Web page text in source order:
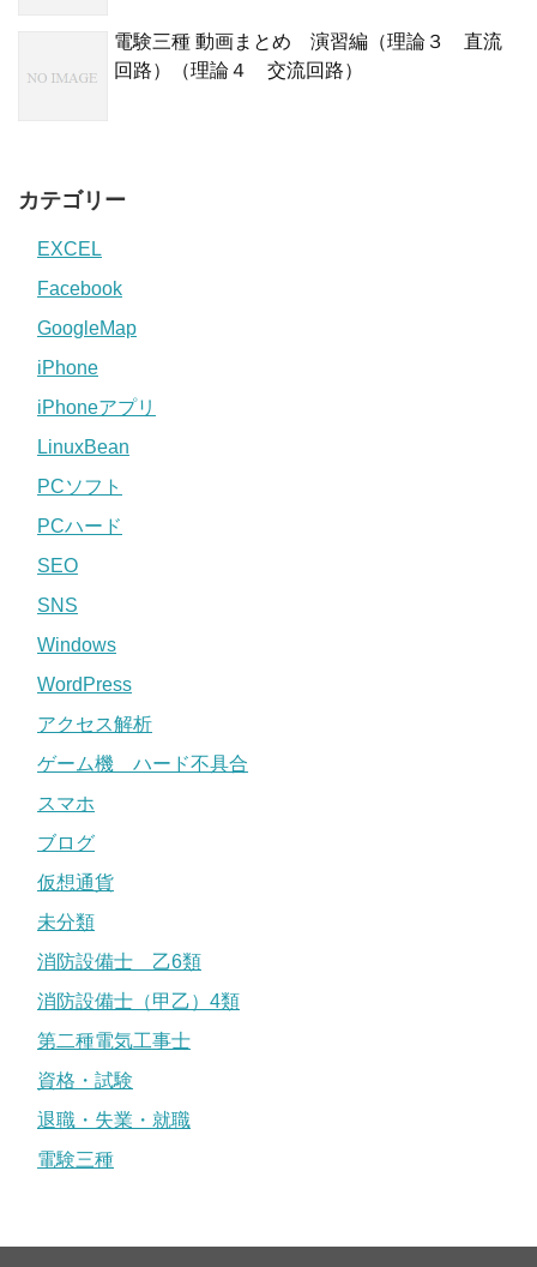
電験三種 動画まとめ 演習編（理論３ 直流
回路）（理論４ 交流回路）
カテゴリー
EXCEL
Facebook
GoogleMap
iPhone
iPhoneアプリ
LinuxBean
PCソフト
PCハード
SEO
SNS
Windows
WordPress
アクセス解析
ゲーム機 ハード不具合
スマホ
ブログ
仮想通貨
未分類
消防設備士 乙6類
消防設備士（甲乙）4類
第二種電気工事士
資格・試験
退職・失業・就職
電験三種